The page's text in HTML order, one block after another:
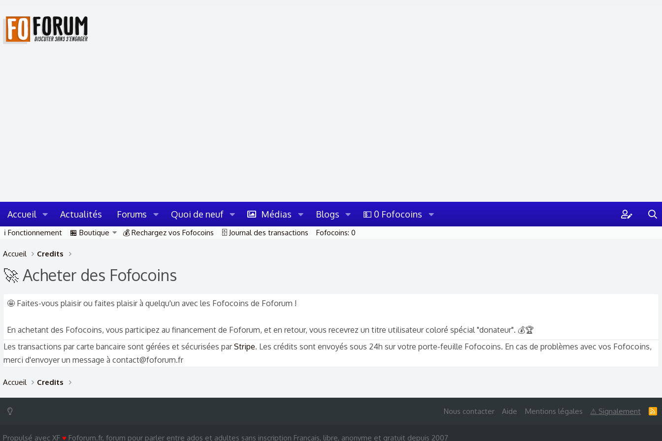
Accueil Actualités Forums Quoi de neuf Médias Blogs 💵 0 Fofocoins
ℹ️ Fonctionnement 🏪 Boutique 💰 Rechargez vos Fofocoins 🗄️ Journal des transactions Fofocoins: 0
Accueil Credits
🚀 Acheter des Fofocoins
🤩 Faites-vous plaisir ou faites plaisir à quelqu'un avec les Fofocoins de Foforum !
En achetant des Fofocoins, vous participez au financement de Foforum, et en retour, vous recevrez un titre utilisateur coloré spécial "donateur". 💰🏆
Les transactions par carte bancaire sont gérées et sécurisées parStripe. Les crédits sont envoyés sous 24h sur votre porte-feuille Fofocoins. En cas de problèmes avec vos Fofocoins,
merci d'envoyer un message à contact@foforum.fr
Accueil Credits
Nous contacter Aide Mentions légales ⚠ Signalement
R
Propulsé avec XF ♥ Foforum.fr, forum pour parler entre ados et adultes sans inscription Français, libre, anonyme et gratuit depuis 2007